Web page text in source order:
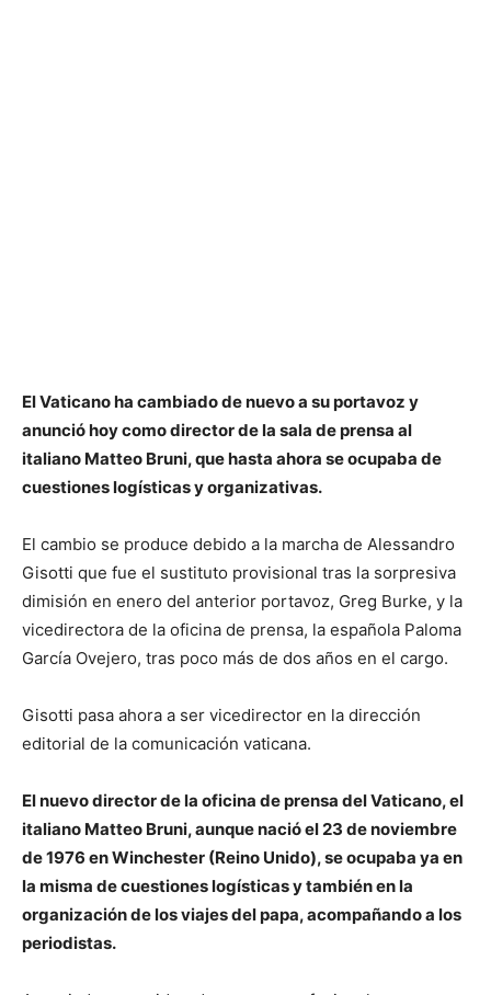
El Vaticano ha cambiado de nuevo a su portavoz y
anunció hoy como director de la sala de prensa al
italiano Matteo Bruni, que hasta ahora se ocupaba de
cuestiones logísticas y organizativas.
El cambio se produce debido a la marcha de Alessandro
Gisotti que fue el sustituto provisional tras la sorpresiva
dimisión en enero del anterior portavoz, Greg Burke, y la
vicedirectora de la oficina de prensa, la española Paloma
García Ovejero, tras poco más de dos años en el cargo.
Gisotti pasa ahora a ser vicedirector en la dirección
editorial de la comunicación vaticana.
El nuevo director de la oficina de prensa del Vaticano, el
italiano Matteo Bruni, aunque nació el 23 de noviembre
de 1976 en Winchester (Reino Unido), se ocupaba ya en
la misma de cuestiones logísticas y también en la
organización de los viajes del papa, acompañando a los
periodistas.